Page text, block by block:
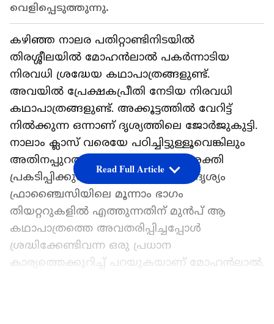
വെളിപ്പെടുത്തുന്നു.
കഴിഞ്ഞ നാലര പതിറ്റാണ്ടിനിടയില്‍
തിരശ്ശീലയില്‍ മോഹന്‍ലാല്‍ പകര്‍ന്നാടിയ
നിരവധി ശ്രദ്ധേയ കഥാപാത്രങ്ങളുണ്ട്.
അവയില്‍ പ്രേക്ഷകപ്രീതി നേടിയ നിരവധി
കഥാപാത്രങ്ങളുണ്ട്. അക്കൂട്ടത്തില്‍ വേറിട്ട്
നില്‍ക്കുന്ന ഒന്നാണ് ദൃശ്യത്തിലെ ജോര്‍ജുകുട്ടി.
നാലാം ക്ലാസ് വരെയേ പഠിച്ചിട്ടുള്ളൂവെങ്കിലും
അതിനപ്പുറത്ത് നില്‍ക്കുന്ന ബുദ്ധിശക്തി
പ്രകടിപ്പിക്കുന്ന ഒരാള്‍. ഇപ്പോഴിതാ ദൃശ്യം
ഫ്രാഞ്ചൈസിയിലെ മൂന്നാം ഭാഗം
തിയറ്ററുകളില്‍ എത്തുന്നതിന് മുന്‍പ് ആ
കഥാപാത്രത്തെ അവതരിപ്പിച്ചപ്പോള്‍
ശ്രദ്ധിക്കേണ്ടിവന്ന ഒരു പ്രധാന
കാര്യത്തെക്കുറിച്ച് പറയുകയാണ് മോഹന്‍ലാല്‍.
Read Full Article